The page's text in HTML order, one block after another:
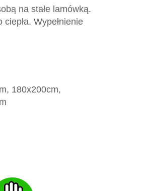
na stałe lamówką.
Wypełnienie
180x200cm,